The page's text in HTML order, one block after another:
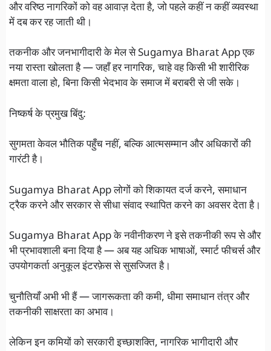
और वरिष्ठ नागरिकों को वह आवाज़ देता है, जो पहले कहीं न कहीं व्यवस्था
में दब कर रह जाती थी।
तकनीक और जनभागीदारी के मेल से Sugamya Bharat App एक
नया रास्ता खोलता है — जहाँ हर नागरिक, चाहे वह किसी भी शारीरिक
क्षमता वाला हो, बिना किसी भेदभाव के समाज में बराबरी से जी सके।
निष्कर्ष के प्रमुख बिंदु:
सुगमता केवल भौतिक पहुँच नहीं, बल्कि आत्मसम्मान और अधिकारों की
गारंटी है।
Sugamya Bharat App लोगों को शिकायत दर्ज करने, समाधान
ट्रैक करने और सरकार से सीधा संवाद स्थापित करने का अवसर देता है।
Sugamya Bharat App के नवीनीकरण ने इसे तकनीकी रूप से और
भी प्रभावशाली बना दिया है — अब यह अधिक भाषाओं, स्मार्ट फीचर्स और
उपयोगकर्ता अनुकूल इंटरफ़ेस से सुसज्जित है।
चुनौतियाँ अभी भी हैं — जागरूकता की कमी, धीमा समाधान तंत्र और
तकनीकी साक्षरता का अभाव।
लेकिन इन कमियों को सरकारी इच्छाशक्ति, नागरिक भागीदारी और